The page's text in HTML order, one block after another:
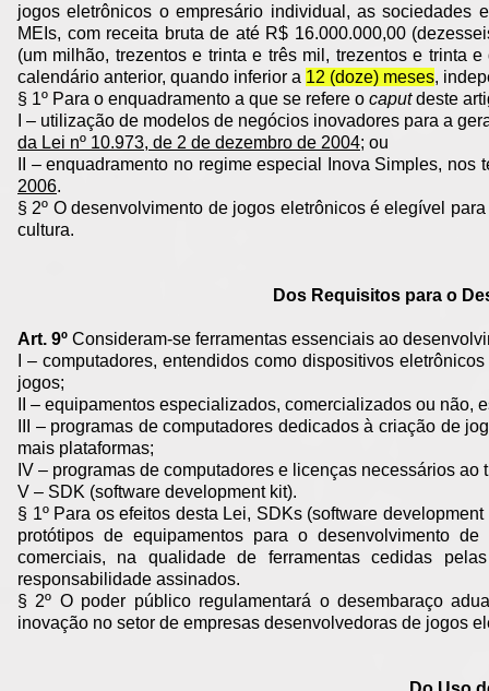
jogos eletrônicos o empresário individual, as sociedades
MEIs, com receita bruta de até R$ 16.000.000,00
(um milhão, trezentos e trinta e três mil, trezentos e trinta
calendário anterior, quando inferior a 12 (doze) meses,
§ 1º Para o enquadramento a que se refere o caputdeste
I – utilização de modelos de negócios inovadores para a
da Lei nº 10.973, de 2 de dezembro de 2004; ou
II – enquadramento no regime especial Inova Simples, nos
2006.
§ 2º O desenvolvimento de jogos eletrônicos é elegível
cultura.
Dos Requisitos para o
Art. 9º Consideram-se ferramentas essenciais ao
I – computadores, entendidos como dispositivos
jogos;
II – equipamentos especializados, comercializados ou
III – programas de computadores dedicados à criação de
mais plataformas;
IV – programas de computadores e licenças necessários
V – SDK (software development kit).
§ 1º Para os efeitos desta Lei, SDKs (software
protótipos de equipamentos para o desenvolvimento
comerciais, na qualidade de ferramentas cedidas
responsabilidade assinados.
§ 2º O poder público regulamentará o desembaraço
inovação no setor de empresas desenvolvedoras de jogos